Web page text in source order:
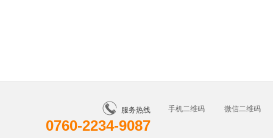
手机二维码 微信二维码
服务热线
0760-2234-9087